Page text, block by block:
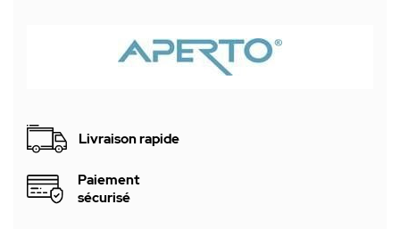
Livraison rapide
Paiement
sécurisé